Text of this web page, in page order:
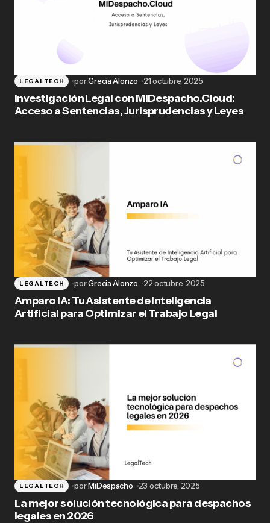
LEGALTECH porGrecia Alonzo 21 octubre, 2025
Investigación Legal con MiDespacho.Cloud:
Acceso a Sentencias, Jurisprudencias y Leyes
LEGALTECH porGrecia Alonzo 22 octubre, 2025
Amparo IA: Tu Asistente de Inteligencia
Artificial para Optimizar el Trabajo Legal
LEGALTECH porMiDespacho 23 octubre, 2025
La mejor solución tecnológica para despachos
legales en 2026